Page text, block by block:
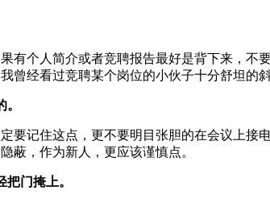
有个人简介或者竞聘报告最好是背下来，
曾经看过竞聘某个岗位的小伙子十分舒坦的
要记住这点，更不要明目张胆的在会议上
蔽，作为新人，更应该谨慎点。
门掩上。